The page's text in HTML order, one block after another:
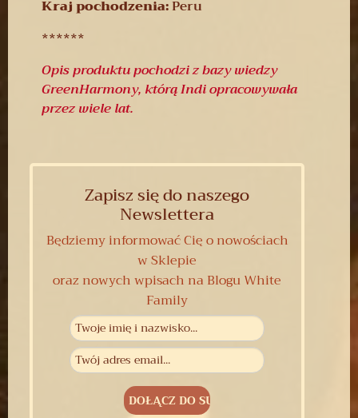
Kraj pochodzenia:Peru
******
Opis produktu pochodzi z bazy wiedzy
GreenHarmony, którą Indi opracowywała
przez wiele lat.
Zapisz się do naszego
Newslettera
Będziemy informować Cię o nowościach
w Sklepie
oraz nowych wpisach na Blogu White
Family